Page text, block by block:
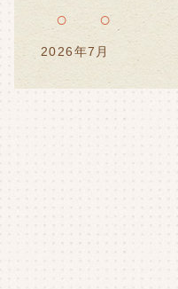
○ ○
2026年7月